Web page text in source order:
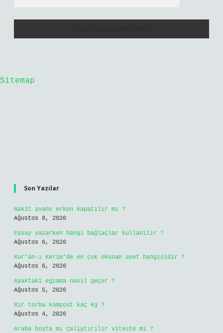
Sitemap
Son Yazılar
Nakit avans erken kapatılır mı ?
Ağustos 8, 2026
Essay yazarken hangi bağlaçlar kullanılır ?
Ağustos 6, 2026
Kur’an-ı Kerim’de en çok okunan ayet hangisidir ?
Ağustos 6, 2026
Ayaktaki egzama nasıl geçer ?
Ağustos 5, 2026
Bir torba kompost kaç kg ?
Ağustos 4, 2026
Araba boşta mı çalıştırılır viteste mi ?